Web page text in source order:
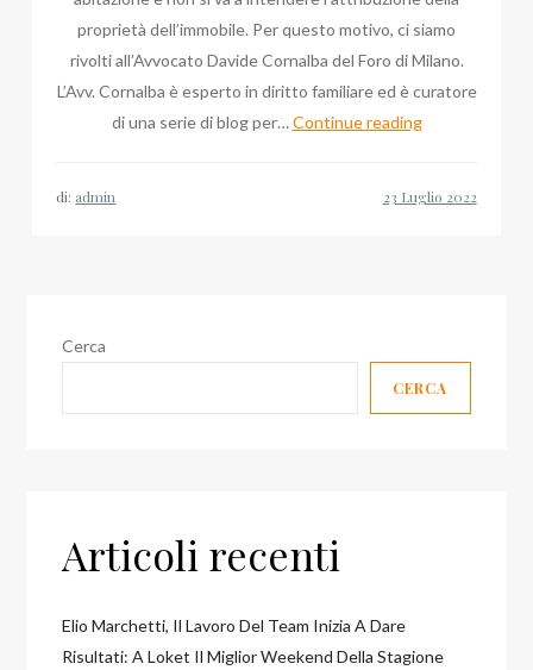
proprietà dell’immobile. Per questo motivo, ci siamo
rivolti all’Avvocato Davide Cornalba del Foro di Milano.
L’Avv. Cornalba è esperto in diritto familiare ed è curatore
di una serie di blog per…Continue readingAvvocato
di: admin
Cerca
CERCA
Articoli recenti
Elio Marchetti, Il Lavoro Del Team Inizia A Dare
Risultati: A Loket Il Miglior Weekend Della Stagione